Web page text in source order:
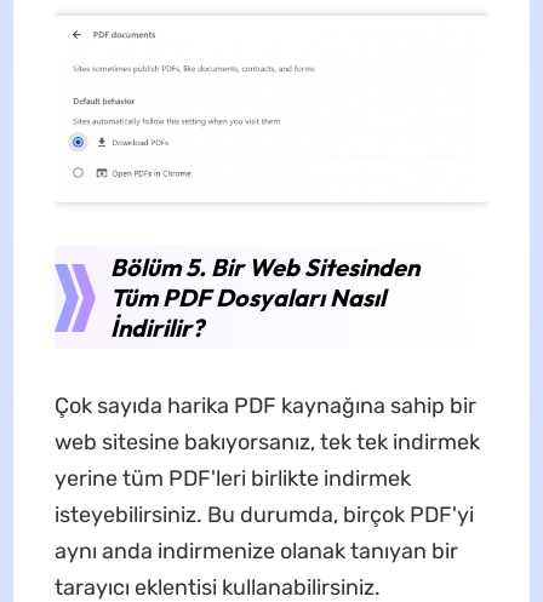
Bölüm 5. Bir Web Sitesinden
Tüm PDF Dosyaları Nasıl
İndirilir?
Çok sayıda harika PDF kaynağına sahip bir
web sitesine bakıyorsanız, tek tek indirmek
yerine tüm PDF'leri birlikte indirmek
isteyebilirsiniz. Bu durumda, birçok PDF'yi
aynı anda indirmenize olanak tanıyan bir
tarayıcı eklentisi kullanabilirsiniz.